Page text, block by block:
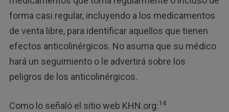
forma casi regular, incluyendo a los medicamentos
de venta libre, para identificar aquellos que tienen
efectos anticolinérgicos. No asuma que su médico
hará un seguimiento o le advertirá sobre los
peligros de los anticolinérgicos.
Como lo señaló el sitio web KHN.org:14